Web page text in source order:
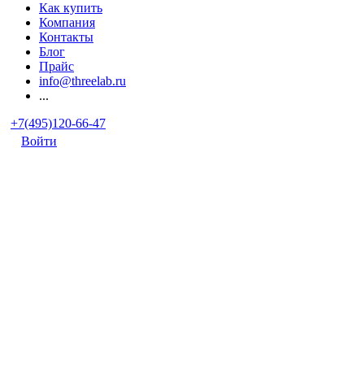
Как купить
Компания
Контакты
Блог
Прайс
info@threelab.ru
...
+7(495)120-66-47
Войти